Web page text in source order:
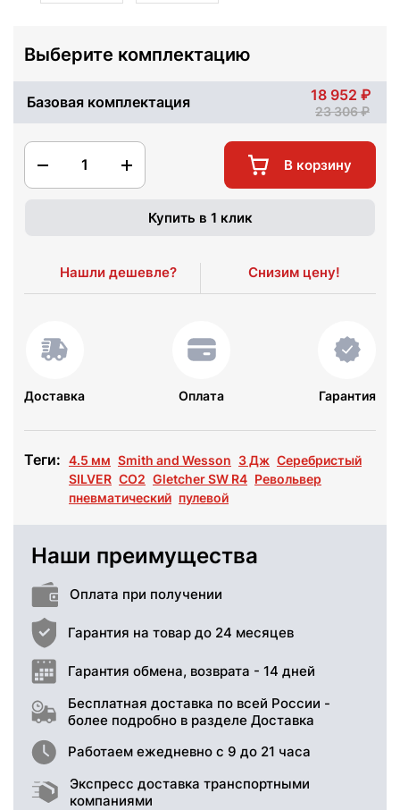
Выберите комплектацию
Базовая комплектация 18 952
23 306
1 В корзину
Купить в 1 клик
Нашли дешевле? Снизим цену!
Доставка Оплата Гарантия
Теги: 4.5 мм Smith and Wesson 3 Дж Серебристый
SILVER СО2 Gletcher SW R4 Револьвер
пневматический пулевой
Наши преимущества
Оплата при получении
Гарантия на товар до 24 месяцев
Гарантия обмена, возврата - 14 дней
Бесплатная доставка по всей России -
более подробно в разделе Доставка
Работаем ежедневно с 9 до 21 часа
Экспресс доставка транспортными
компаниями